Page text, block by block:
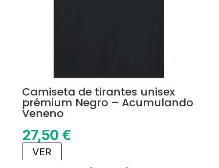
Camiseta de tirantes unisex
prémium Negro – Acumulando
Veneno
27,50 €
VER